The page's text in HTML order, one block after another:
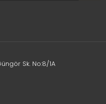
Sk. No:8/1A